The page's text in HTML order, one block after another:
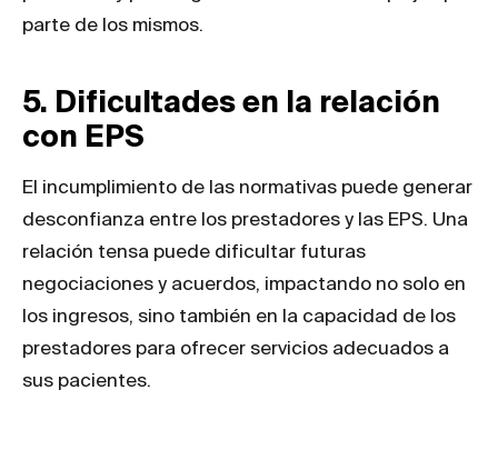
parte de los mismos.
5. Dificultades en la relación
con EPS
El incumplimiento de las normativas puede generar
desconfianza entre los prestadores y las EPS. Una
relación tensa puede dificultar futuras
negociaciones y acuerdos, impactando no solo en
los ingresos, sino también en la capacidad de los
prestadores para ofrecer servicios adecuados a
sus pacientes.